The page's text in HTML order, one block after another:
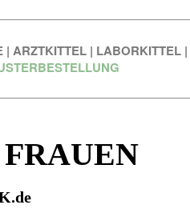
| ARZTKITTEL | LABORKITTEL |